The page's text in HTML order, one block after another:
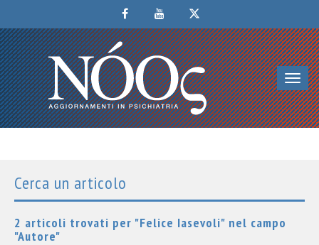
Cerca un articolo
2 articoli trovati per "Felice Iasevoli" nel campo
"Autore"